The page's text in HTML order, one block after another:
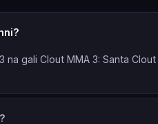
na gali Clout MMA 3: Santa